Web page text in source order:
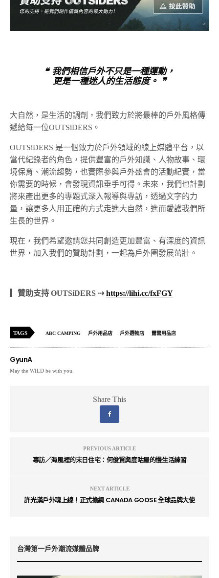
❝ 我們相信戶外不只是一種運動，
更是一種迷人的生活態度。 ❞
大自然，是生活的調劑，我們致力於將最棒的戶外風格傳
遞給每一位OUTSiDERS。
OUTSiDERS 是一個致力於戶外領域的線上媒體平台，以
當代紀錄者的角色，提供豐富的戶外知識、人物故事、環
境保育、潮流趨勢，也實際參與戶外盛會的活動紀實，當
你需要的時候，會發現資訊垂手可得。未來，我們也計劃
將來產出更多的專題式深入報導與專訪，透過文字的力
量，讓更多人用正確的方式走進大自然，進而愛護我們所
生長的世界。
現在，我們希望邀請您共同創造更加豐富、有深度的資訊
世界，加入我們的贊助計劃，一起為戶外圈發展茁壯。
▎贊助支持 OUTSiDERS ⇢https://lihi.cc/fxFGY
TAGS ABC CAMPING 戶外用品店 戶外選物店 露營用品店
GyunA
May the WILD be with you.
Share This
PREVIOUS ARTICLE
專訪／海風裡的末日住宅：何俊賢與度咕屋的慢生活練習
NEXT ARTICLE
許光漢戶外魂上線！正式擔綱 CANADA GOOSE 全球品牌大使
台灣第一戶外潮流媒體品牌